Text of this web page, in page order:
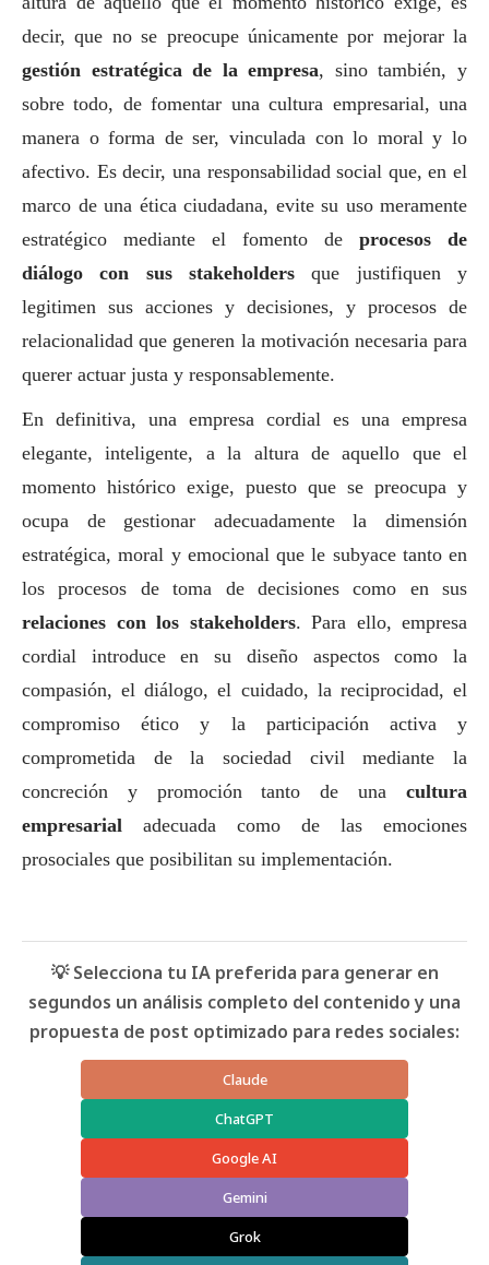
decir, que no se preocupe únicamente por mejorar la
gestión estratégica de la empresa, sino también, y
sobre todo, de fomentar una cultura empresarial, una
manera o forma de ser, vinculada con lo moral y lo
afectivo. Es decir, una responsabilidadsocial que, en el
marco de una ética ciudadana, evite su uso meramente
estratégico mediante el fomento de procesos de
diálogo con sus stakeholders que justifiquen y
legitimen sus acciones y decisiones, y procesos de
relacionalidad que generen la motivación necesaria para
querer actuar justa y responsablemente.
En definitiva, una empresa cordial es una empresa
elegante, inteligente, a la altura de aquello que el
momento histórico exige, puesto que se preocupa y
ocupa de gestionar adecuadamente la dimensión
estratégica, moral y emocional que le subyace tanto en
los procesos de toma de decisiones como en sus
relaciones con los stakeholders. Para ello, empresa
cordial introduce en su diseño aspectos como la
compasión, el diálogo, el cuidado, la reciprocidad, el
compromiso ético y la participación activa y
comprometida de la sociedad civil mediante la
concreción y promoción tanto de una cultura
empresarial adecuada como de las emociones
prosociales que posibilitan su implementación.
💡 Selecciona tu IA preferida para generar en
segundos un análisis completo del contenido y una
propuesta de post optimizado para redes sociales:
Claude
ChatGPT
Google AI
Gemini
Grok